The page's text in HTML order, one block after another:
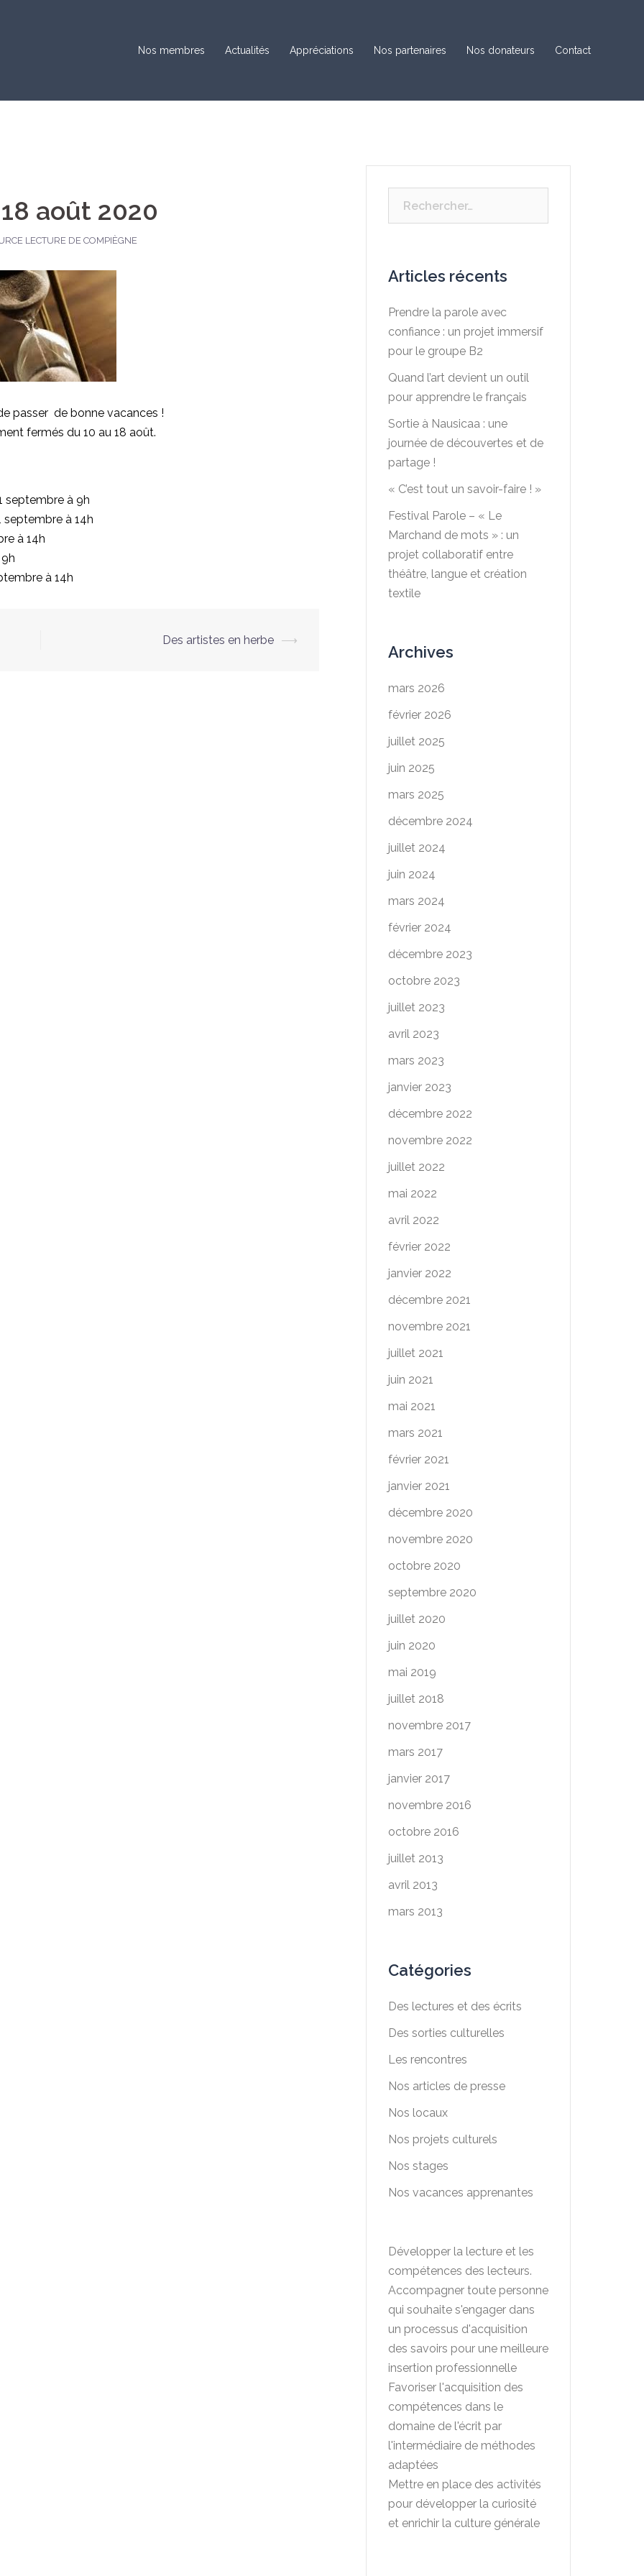
Nos membres Actualités Appréciations Nos partenaires Nos donateurs Contact
août 2020
LECTURE DE COMPIÈGNE
passer de bonne vacances !
fermés du 10 au 18 août.
septembre à 9h
septembre à 14h
à 14h
à 14h
Des artistes en herbe ⟶
Articles récents
Prendre la parole avec
confiance : un projet immersif
pour le groupe B2
Quand l’art devient un outil
pour apprendre le français
Sortie à Nausicaa : une
journée de découvertes et de
partage !
« C’est tout un savoir-faire ! »
Festival Parole – « Le
Marchand de mots » : un
projet collaboratif entre
théâtre, langue et création
textile
Archives
mars 2026
février 2026
juillet 2025
juin 2025
mars 2025
décembre 2024
juillet 2024
juin 2024
mars 2024
février 2024
décembre 2023
octobre 2023
juillet 2023
avril 2023
mars 2023
janvier 2023
décembre 2022
novembre 2022
juillet 2022
mai 2022
avril 2022
février 2022
janvier 2022
décembre 2021
novembre 2021
juillet 2021
juin 2021
mai 2021
mars 2021
février 2021
janvier 2021
décembre 2020
novembre 2020
octobre 2020
septembre 2020
juillet 2020
juin 2020
mai 2019
juillet 2018
novembre 2017
mars 2017
janvier 2017
novembre 2016
octobre 2016
juillet 2013
avril 2013
mars 2013
Catégories
Des lectures et des écrits
Des sorties culturelles
Les rencontres
Nos articles de presse
Nos locaux
Nos projets culturels
Nos stages
Nos vacances apprenantes
Développer la lecture et les
compétences des lecteurs.
Accompagner toute personne
qui souhaite s'engager dans
un processus d'acquisition
des savoirs pour une meilleure
insertion professionnelle
Favoriser l'acquisition des
compétences dans le
domaine de l'écrit par
l'intermédiaire de méthodes
adaptées
Mettre en place des activités
pour développer la curiosité
et enrichir la culture générale